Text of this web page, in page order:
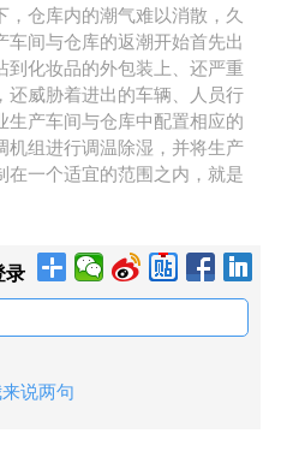
仓库内的潮气难以消散，久
间与仓库的返潮开始首先出
到化妆品的外包装上、还严重
还威胁着进出的车辆、人员行
生产车间与仓库中配置相应的
机组进行调温除湿，并将生产
在一个适宜的范围之内，就是
录
说两句